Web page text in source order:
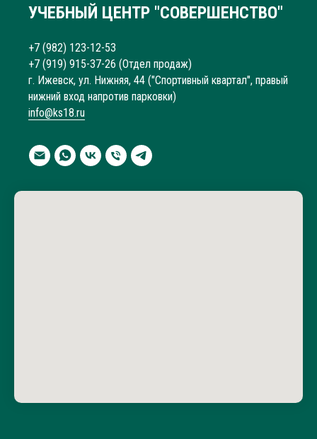
УЧЕБНЫЙ ЦЕНТР "СОВЕРШЕНСТВО"
+7 (982) 123-12-53
+7 (919) 915-37-26 (Отдел продаж)
г. Ижевск, ул. Нижняя, 44 ("Спортивный квартал", правый
нижний вход напротив парковки)
info@ks18.ru